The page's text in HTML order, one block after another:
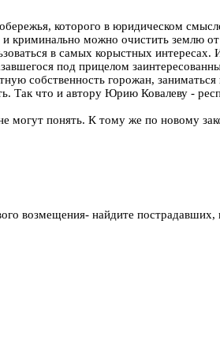
которого в юридическом
криминально можно очистить землю
в самых корыстных интересах.
под прицелом
собственность горожан,
что и автору Юрию Ковалеву -
могут понять. К тому же по новому
возмещения- найдите пострадавших,